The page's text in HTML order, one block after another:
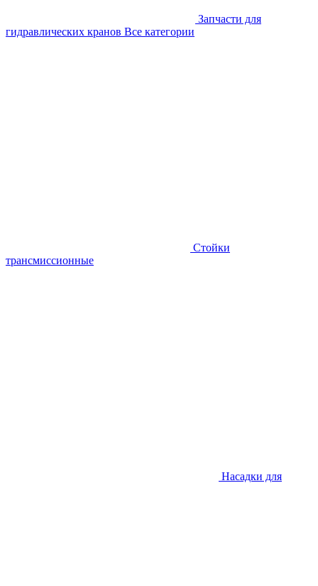
Запчасти для
гидравлических кранов Все категории
Стойки
трансмиссионные
Насадки для